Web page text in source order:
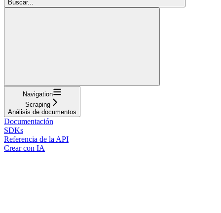
Buscar...
Navigation
Scraping
Análisis de documentos
Documentación
SDKs
Referencia de la API
Crear con IA